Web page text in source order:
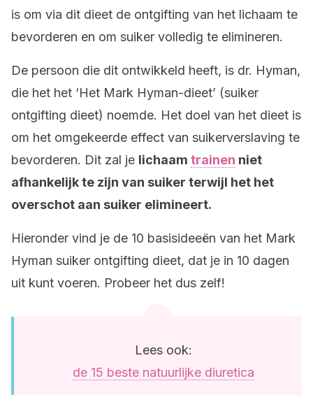
is om via dit dieet de ontgifting van het lichaam te
bevorderen en om suiker volledig te elimineren.
De persoon die dit ontwikkeld heeft, is dr. Hyman,
die het het ‘Het Mark Hyman-dieet’ (suiker
ontgifting dieet) noemde. Het doel van het dieet is
om het omgekeerde effect van suikerverslaving te
bevorderen. Dit zal je lichaam trainen niet
afhankelijk te zijn van suiker terwijl het het
overschot aan suiker elimineert.
Hieronder vind je de 10 basisideeën van het Mark
Hyman suiker ontgifting dieet, dat je in 10 dagen
uit kunt voeren. Probeer het dus zelf!
Lees ook:
de 15 beste natuurlijke diuretica